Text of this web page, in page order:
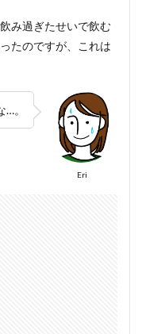
み過ぎたせいで飲む
たのですが、これは
Eri
。